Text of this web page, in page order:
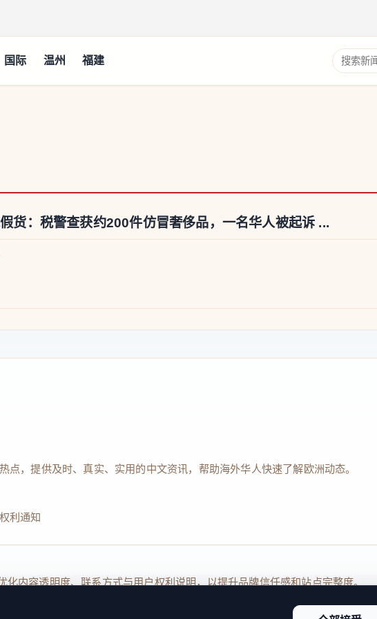
国际 温州 福建
搜索新闻
货：税警查获约200件仿冒奢侈品，一名华人被起诉 ...
，提供及时、真实、实用的中文资讯，帮助海外华人快速了解欧洲动态。
利通知
内容透明度、联系方式与用户权利说明，以提升品牌信任感和站点完整度。